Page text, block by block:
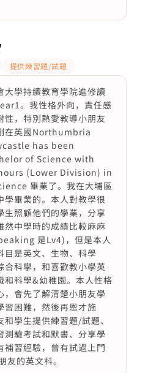
提供練習題/試題
大學持續教育學院進修讀
。我性格外向，責任感
性，特別熱愛教導小朋友
在英國Northumbria
has been
of Science with
(Lower Division) in
畢業了。我在大埔區
學畢業的。本人對教學很
生照顧他們的學業，分享
然中學時的成績比較麻麻
是Lv4)，但是本人
目是英文、生物、科學
合科學，和喜歡教小學英
和科學&幼稚園。本人性格
，會先了解清楚小朋友學
習困難，然後再恩才施
學生提供練習題/試題、
測驗考試和默書、分享學
補習經驗，曾有試過上門
友的英文科。